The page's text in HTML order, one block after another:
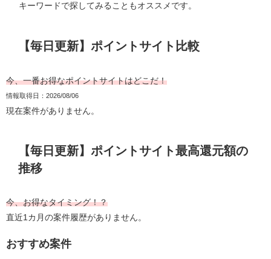
キーワードで探してみることもオススメです。
【毎日更新】ポイントサイト比較
今、一番お得なポイントサイトはどこだ！
情報取得日：2026/08/06
現在案件がありません。
【毎日更新】ポイントサイト最高還元額の
推移
今、お得なタイミング！？
直近1カ月の案件履歴がありません。
おすすめ案件